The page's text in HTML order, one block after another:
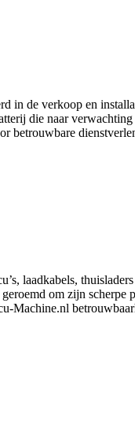
in de verkoop en
die naar
laadkabels,
om zijn